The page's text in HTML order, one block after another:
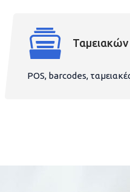
POS, barcodes,